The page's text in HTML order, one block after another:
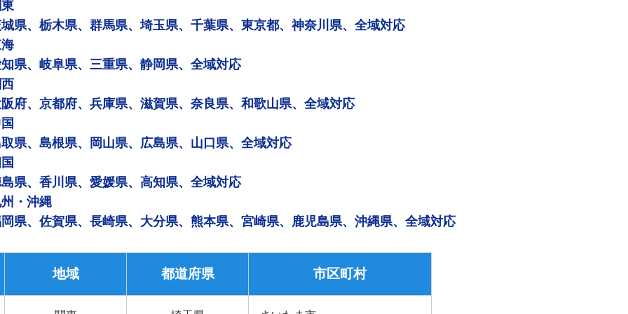
県、栃木県、群馬県、埼玉県、千葉県、東京都、神奈川県、全域対応
県、岐阜県、三重県、静岡県、全域対応
府、京都府、兵庫県、滋賀県、奈良県、和歌山県、全域対応
県、島根県、岡山県、広島県、山口県、全域対応
県、香川県、愛媛県、高知県、全域対応
・沖縄
県、佐賀県、長崎県、大分県、熊本県、宮崎県、鹿児島県、沖縄県、全域対応
地域 都道府県 市区町村